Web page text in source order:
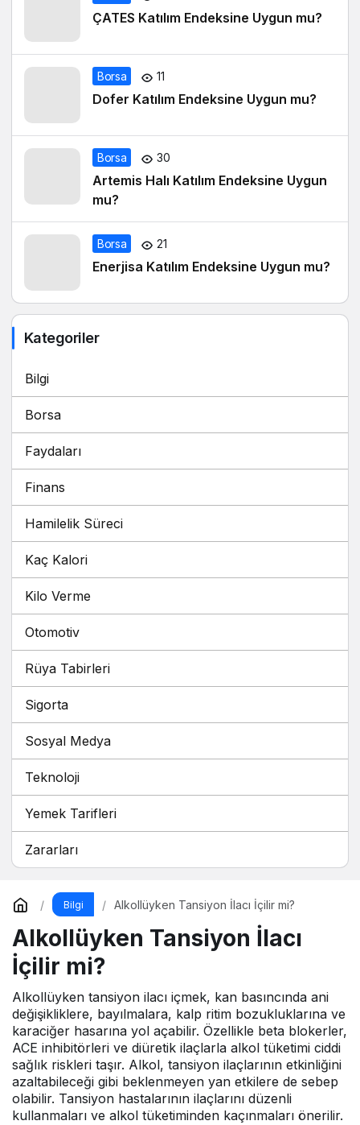
ÇATES Katılım Endeksine Uygun mu?
Borsa 11
Dofer Katılım Endeksine Uygun mu?
Borsa 30
Artemis Halı Katılım Endeksine Uygun
mu?
Borsa 21
Enerjisa Katılım Endeksine Uygun mu?
Kategoriler
Bilgi
Borsa
Faydaları
Finans
Hamilelik Süreci
Kaç Kalori
Kilo Verme
Otomotiv
Rüya Tabirleri
Sigorta
Sosyal Medya
Teknoloji
Yemek Tarifleri
Zararları
Bilgi Alkollüyken Tansiyon İlacı İçilir mi?
Alkollüyken Tansiyon İlacı
İçilir mi?
Alkollüyken tansiyon ilacı içmek, kan basıncında ani
değişikliklere, bayılmalara, kalp ritim bozukluklarına ve
karaciğer hasarına yol açabilir. Özellikle beta blokerler,
ACE inhibitörleri ve diüretik ilaçlarla alkol tüketimi ciddi
sağlık riskleri taşır. Alkol, tansiyon ilaçlarının etkinliğini
azaltabileceği gibi beklenmeyen yan etkilere de sebep
olabilir. Tansiyon hastalarının ilaçlarını düzenli
kullanmaları ve alkol tüketiminden kaçınmaları önerilir.